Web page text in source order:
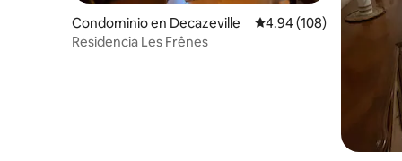
Condominio en Decazeville Calificación promedio:
4.94 (108)
Residencia Les Frênes